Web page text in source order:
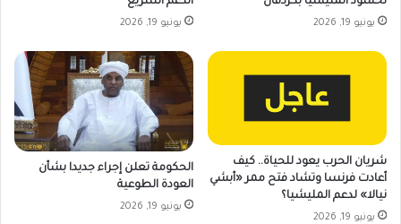
يونيو 19, 2026 يونيو 19, 2026
شريان الحرب يعود للحياة.. كيف
أعادت فرنسا وتشاد فتح ممر «أبشي
نيالا» لدعم المليشيا؟
يونيو 19, 2026
الحكومة تعلن إجراء جديدا بشأن
العودة الطوعية
يونيو 19, 2026